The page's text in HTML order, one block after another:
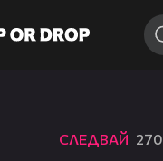
СЛЕДВАЙ 270